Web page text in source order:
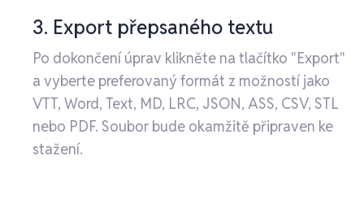
3. Export přepsaného textu
Po dokončení úprav klikněte na tlačítko "Export"
a vyberte preferovaný formát z možností jako
VTT, Word, Text, MD, LRC, JSON, ASS, CSV, STL
nebo PDF. Soubor bude okamžitě připraven ke
stažení.